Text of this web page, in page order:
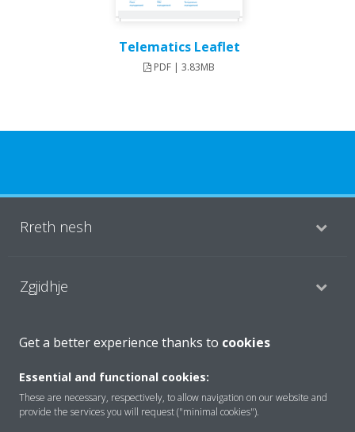
Telematics Leaflet
PDF | 3.83MB
Rreth nesh
Zgjidhje
Kontakti
Produktet
Get a better experience thanks to cookies
Essential and functional cookies:
These are necessary, respectively, to allow navigation on our website and
provide the services you will request ("minimal cookies").